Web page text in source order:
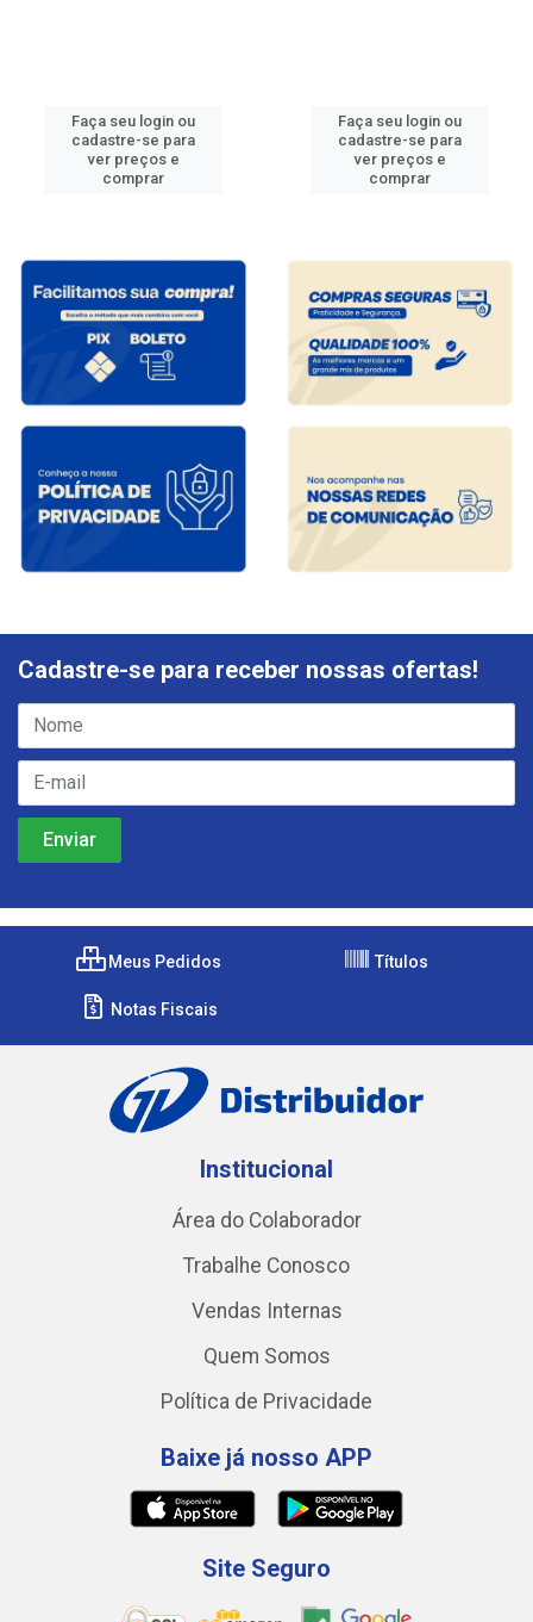
Faça seu login ou
cadastre-se para
ver preços e
comprar
Faça seu login ou
cadastre-se para
ver preços e
comprar
Cadastre-se para receber nossas ofertas!
Meus Pedidos Títulos
Notas Fiscais
Institucional
Área do Colaborador
Trabalhe Conosco
Vendas Internas
Quem Somos
Política de Privacidade
Baixe já nosso APP
Site Seguro